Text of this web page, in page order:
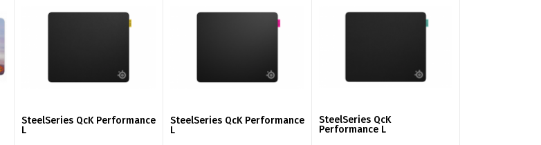
SteelSeries QcK Performance
L
SteelSeries QcK Performance
L
SteelSeries QcK
Performance L